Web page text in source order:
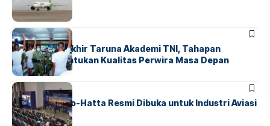
Nasional
BERITA
Sidang Pantukhir Taruna Akademi TNI, Tahapan
Strategis Tentukan Kualitas Perwira Masa Depan
BANDARA BERITA
IALC Soekarno-Hatta Resmi Dibuka untuk Industri Aviasi
Dunia